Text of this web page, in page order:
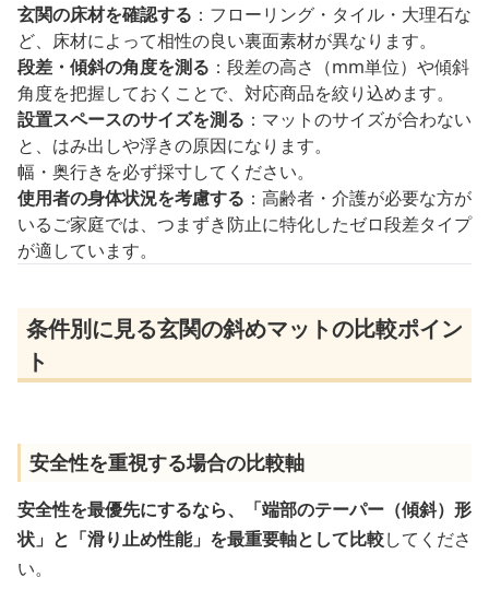
玄関の床材を確認する ：フローリング・タイル・大理石な
ど、床材によって相性の良い裏面素材が異なります。
段差・傾斜の角度を測る ：段差の高さ（mm単位）や傾斜
角度を把握しておくことで、対応商品を絞り込めます。
設置スペースのサイズを測る ：マットのサイズが合わない
と、はみ出しや浮きの原因になります。
幅・奥行きを必ず採寸してください。
使用者の身体状況を考慮する ：高齢者・介護が必要な方が
いるご家庭では、つまずき防止に特化したゼロ段差タイプ
が適しています。
条件別に見る玄関の斜めマットの比較ポイン
ト
安全性を重視する場合の比較軸
安全性を最優先にするなら、「端部のテーパー（傾斜）形
状」と「滑り止め性能」を最重要軸として比較してくださ
い。